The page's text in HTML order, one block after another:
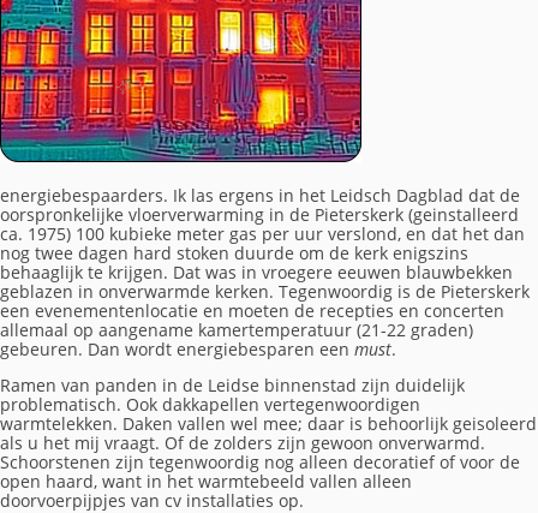
energiebespaarders. Ik las ergens in het Leidsch Dagblad dat de
oorspronkelijke vloerverwarming in de Pieterskerk (geinstalleerd
ca. 1975) 100 kubieke meter gas per uur verslond, en dat het dan
nog twee dagen hard stoken duurde om de kerk enigszins
behaaglijk te krijgen. Dat was in vroegere eeuwen blauwbekken
geblazen in onverwarmde kerken. Tegenwoordig is de Pieterskerk
een evenementenlocatie en moeten de recepties en concerten
allemaal op aangename kamertemperatuur (21-22 graden)
gebeuren. Dan wordt energiebesparen een must.
Ramen van panden in de Leidse binnenstad zijn duidelijk
problematisch. Ook dakkapellen vertegenwoordigen
warmtelekken. Daken vallen wel mee; daar is behoorlijk geisoleerd
als u het mij vraagt. Of de zolders zijn gewoon onverwarmd.
Schoorstenen zijn tegenwoordig nog alleen decoratief of voor de
open haard, want in het warmtebeeld vallen alleen
doorvoerpijpjes van cv installaties op.